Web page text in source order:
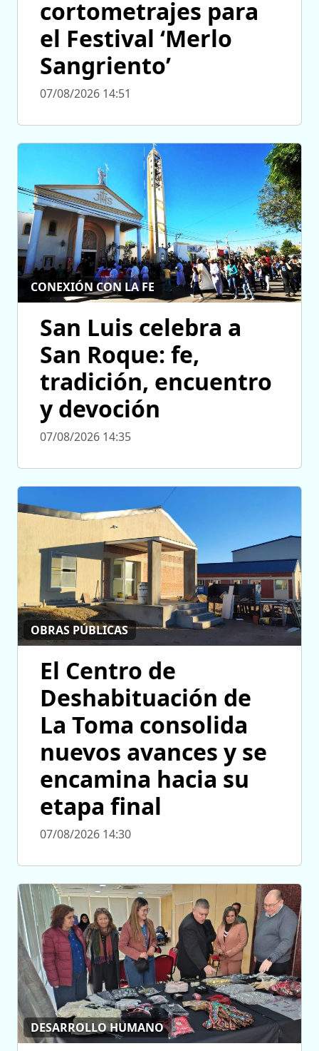
cortometrajes para
el Festival ‘Merlo
Sangriento’
07/08/2026 14:51
CONEXIÓN CON LA FE
San Luis celebra a
San Roque: fe,
tradición, encuentro
y devoción
07/08/2026 14:35
OBRAS PÚBLICAS
El Centro de
Deshabituación de
La Toma consolida
nuevos avances y se
encamina hacia su
etapa final
07/08/2026 14:30
DESARROLLO HUMANO